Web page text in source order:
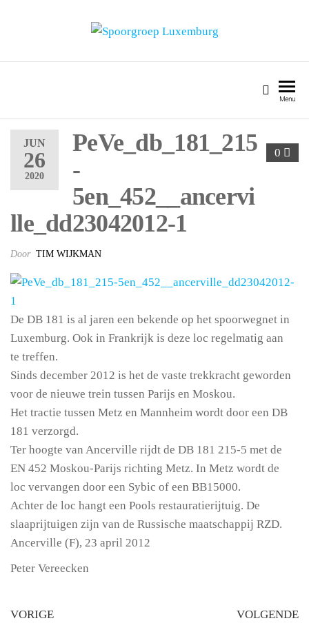
Menu
JUN
26
2020
0
PeVe_db_181_215
-
5en_452__ancervi
lle_dd23042012-1
Door TIM WIJKMAN
De DB 181 is al jaren een bekende op het spoorwegnet in
Luxemburg. Ook in Frankrijk is deze loc regelmatig aan
te treffen.
Sinds december 2012 is het de vaste trekkracht geworden
voor de nieuwe trein tussen Parijs en Moskou.
Het tractie tussen Metz en Mannheim wordt door een DB
181 verzorgd.
Ter hoogte van Ancerville rijdt de DB 181 215-5 met de
EN 452 Moskou-Parijs richting Metz. In Metz wordt de
loc vervangen door een Sybic of een BB15000.
Achter de loc hangt een Pools restauratierijtuig. De
slaaprijtuigen zijn van de Russische maatschappij RZD.
Ancerville (F), 23 april 2012
Peter Vereecken
VORIGE
VOLGENDE